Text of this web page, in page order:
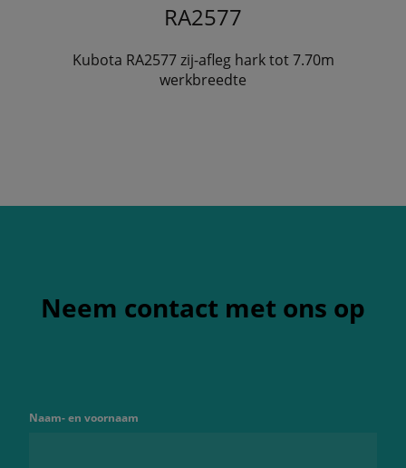
RA2577
Kubota RA2577 zij-afleg hark tot 7.70m
werkbreedte
Neem contact met ons op
Naam- en voornaam